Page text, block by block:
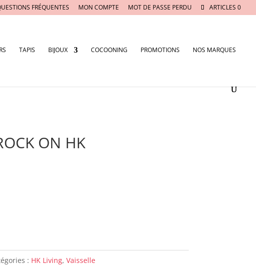
FRÉQUENTES MON COMPTE MOT DE PASSE PERDU ARTICLES 0
TAPIS BIJOUX COCOONING PROMOTIONS NOS MARQUES
ON HK
: HK Living, Vaisselle